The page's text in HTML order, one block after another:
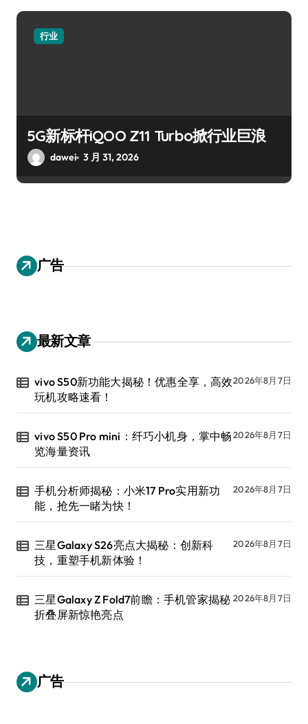
行业
5G新标杆iQOO Z11 Turbo掀行业巨浪
dawei 3 月 31, 2026
广告
最新文章
vivo S50新功能大揭秘！优惠全享，高效
玩机攻略速看！
2026年8月7日
vivo S50 Pro mini：纤巧小机身，掌中畅
览海量资讯
2026年8月7日
手机分析师揭秘：小米17 Pro实用新功
能，抢先一睹为快！
2026年8月7日
三星Galaxy S26亮点大揭秘：创新科
技，重塑手机新体验！
2026年8月7日
三星Galaxy Z Fold7前瞻：手机管家揭秘
折叠屏新惊艳亮点
2026年8月7日
广告